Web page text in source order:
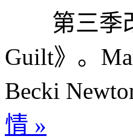
第三季改
Guilt》。
Becki
情 »